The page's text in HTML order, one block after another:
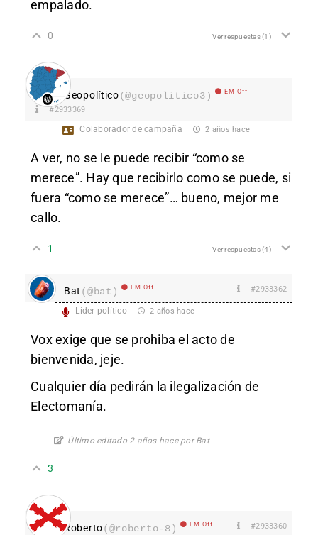
empalado.
0 Ver respuestas(1)
Geopolítico(@geopolitico3) EM Off
#2933369
Colaborador de campaña 2 años hace
A ver, no se le puede recibir “como se
merece”. Hay que recibirlo como se puede, si
fuera “como se merece”… bueno, mejor me
callo.
1 Ver respuestas(4)
Bat (@bat) EM Off #2933362
Líder político 2 años hace
Vox exige que se prohiba el acto de
bienvenida, jeje.
Cualquier día pedirán la ilegalización de
Electomanía.
Último editado 2 años hace por Bat
3
Roberto(@roberto-8) EM Off #2933360